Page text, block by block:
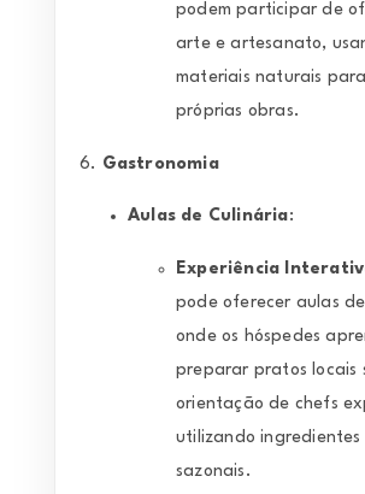
podem participar de
arte e artesanato,
materiais naturais
próprias obras.
6. Gastronomia
Aulas de Culinária:
Experiência
pode oferecer aulas
onde os hóspedes
preparar pratos locais
orientação de chefs
utilizando ingredientes
sazonais.